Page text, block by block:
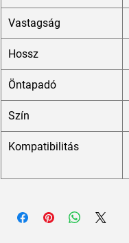
Vastagság
Hossz
Öntapadó
Szín
Kompatibilitás